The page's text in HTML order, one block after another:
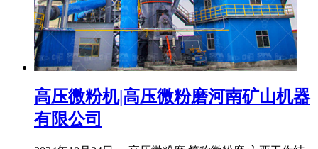
高压微粉机|高压微粉磨河南矿山机器
有限公司